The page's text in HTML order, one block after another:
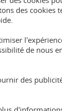
Vous
canaux de
les
excursions.
des cookies
de nous
des